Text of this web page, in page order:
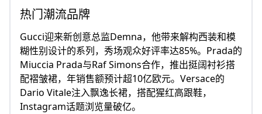
热门潮流品牌
Gucci迎来新创意总监Demna，他带来解构西装和模
糊性别设计的系列，秀场观众好评率达85%。Prada的
Miuccia Prada与Raf Simons合作，推出挺阔衬衫搭
配褶皱裙，年销售额预计超10亿欧元。Versace的
Dario Vitale注入飘逸长裙，搭配猩红高跟鞋，
Instagram话题浏览量破亿。​